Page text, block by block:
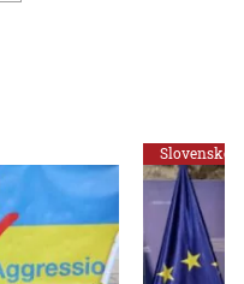
Slovensko